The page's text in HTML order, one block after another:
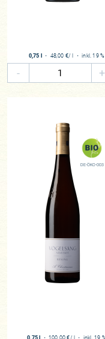
maximalen
gerne wärmer
vergärt dann nach
Abstich von der Hefe,
die in ihrer Feinheit
Weinen gerne von
übersehen werden,
beim Genuss
darstellt. Nicht zuletzt
Finesse der
zeichnet die Stilistik
„Nicht kurzatmig
folgen, sondern
Tradition von
erzählen, ist unser
Gimmeldingen und
lautet das
0,75 l ・ 48,00 €/ l ・inkl. 19
- +
DE-ÖKO-003
0,75 l ・ 100,00 € / l ・ inkl. 19